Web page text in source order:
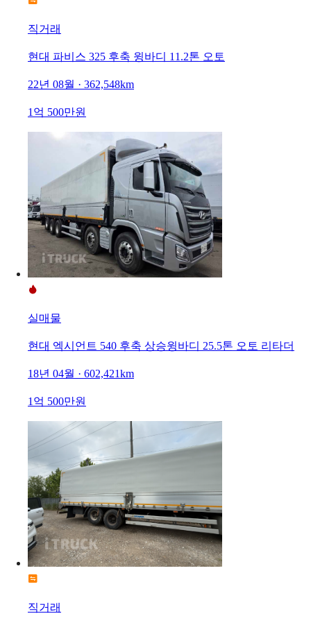
직거래
현대 파비스 325 후축 윙바디 11.2톤 오토
22년 08월 · 362,548km
1억 500만원
실매물
현대 엑시언트 540 후축 상승윙바디 25.5톤 오토 리타더
18년 04월 · 602,421km
1억 500만원
직거래